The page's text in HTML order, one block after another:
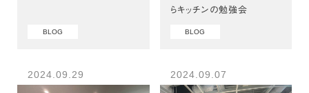
BLOG
らキッチンの勉強会
BLOG
2024.09.29 2024.09.07